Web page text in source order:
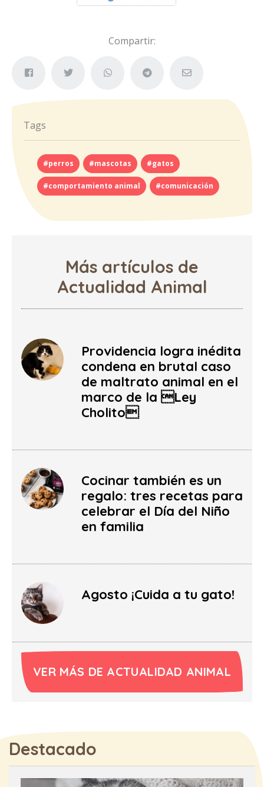
Compartir:
Tags
#perros #mascotas #gatos
#comportamiento animal #comunicación
Más artículos de
Actualidad Animal
Providencia logra inédita
condena en brutal caso
de maltrato animal en el
marco de la Ley
Cholito
Cocinar también es un
regalo: tres recetas para
celebrar el Día del Niño
en familia
Agosto ¡Cuida a tu gato!
VER MÁS DE ACTUALIDAD ANIMAL
Destacado